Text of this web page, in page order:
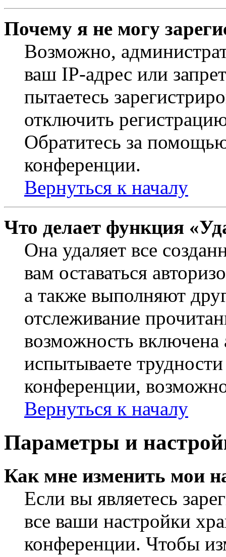
Почему я не могу
Возможно,
ваш IP-адрес или
пытаетесь
отключить
Обратитесь за
конференции.
Вернуться к началу
Что делает функция
Она удаляет все
вам оставаться
а также выполняют
отслеживание
возможность
испытываете
конференции,
Вернуться к началу
Параметры и
Как мне изменить мои
Если вы являетесь
все ваши настройки
конференции. Чтобы